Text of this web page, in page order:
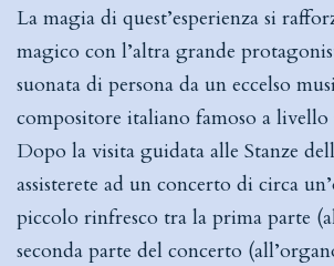
La magia di quest’esperienza si
magico con l’altra grande
suonata di persona da un eccelso
compositore italiano famoso a livello
Dopo la visita guidata alle Stanze
assisterete ad un concerto di circa
piccolo rinfresco tra la prima parte
seconda parte del concerto